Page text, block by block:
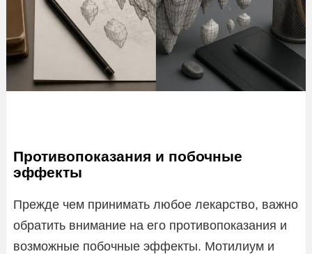
Противопоказания и побочные
эффекты
Прежде чем принимать любое лекарство, важно
обратить внимание на его противопоказания и
возможные побочные эффекты. Мотилиум и